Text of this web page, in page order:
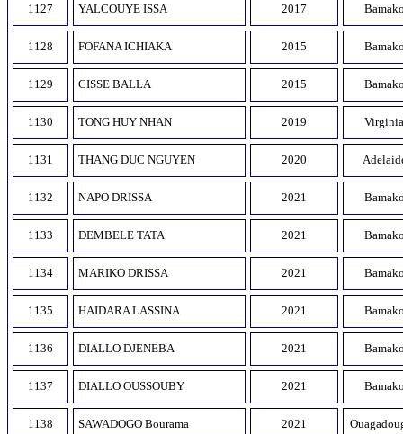
1127 YALCOUYE ISSA 2017
1128 FOFANA ICHIAKA 2015
1129 CISSE BALLA 2015
1130 TONG HUY NHAN 2019 Virginia
1131 THANG DUC NGUYEN 2020
1132 NAPO DRISSA 2021
1133 DEMBELE TATA 2021
1134 MARIKO DRISSA 2021
1135 HAIDARA LASSINA 2021
1136 DIALLO DJENEBA 2021
1137 DIALLO OUSSOUBY 2021
1138 SAWADOGO Bourama 2021